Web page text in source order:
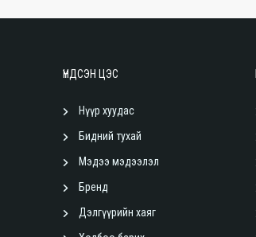
ҮНДСЭН ЦЭС
Нүүр хуудас
Бидний тухай
Мэдээ мэдээлэл
Бренд
Дэлгүүрийн хаяг